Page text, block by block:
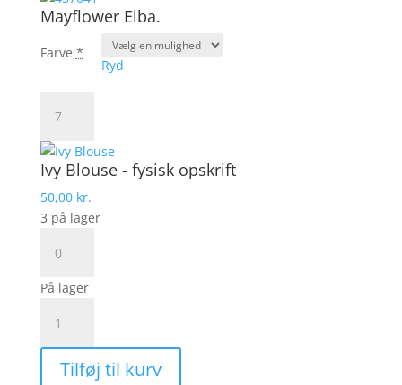
Mayflower Elba.
Farve *
Ryd
Elba.
antal
Ivy Blouse - fysisk opskrift
50,00 kr.
3 på lager
Blouse
fysisk
opskrift
På lager
BLOUSE
Fra
PetiteKnit
Tilføj til kurv